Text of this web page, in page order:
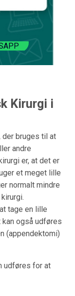
Kirurgi i
der bruges til at
andre
er, at det er
et meget lille
normalt mindre
tage en lille
også udføres
(appendektomi)
udføres for at